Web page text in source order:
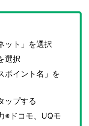
ット」を選択
選択
ポイント名」を
ップする
※ドコモ、UQモ